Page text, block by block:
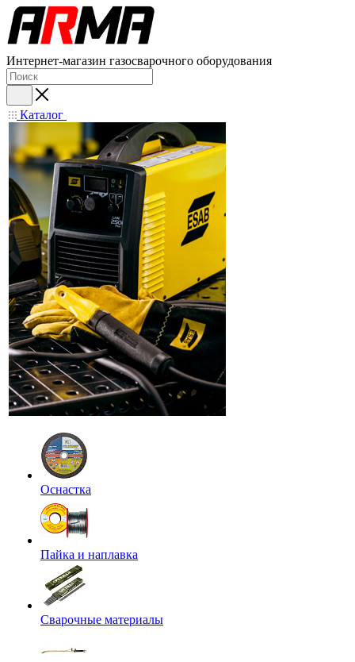
Интернет-магазин газосварочного оборудования
Каталог
Оснастка
Пайка и наплавка
Сварочные материалы